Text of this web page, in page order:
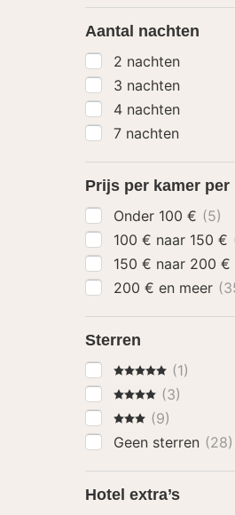
Aantal nachten
2 nachten
3 nachten
4 nachten
7 nachten
Prijs per kamer per
Onder 100 € (5)
100 € naar 150 €
150 € naar 200 €
200 € en meer
Sterren
5 Sterren(1)
4 Sterren
(3)
3 Sterren
(9)
Geen sterren (28)
Hotel extra’s